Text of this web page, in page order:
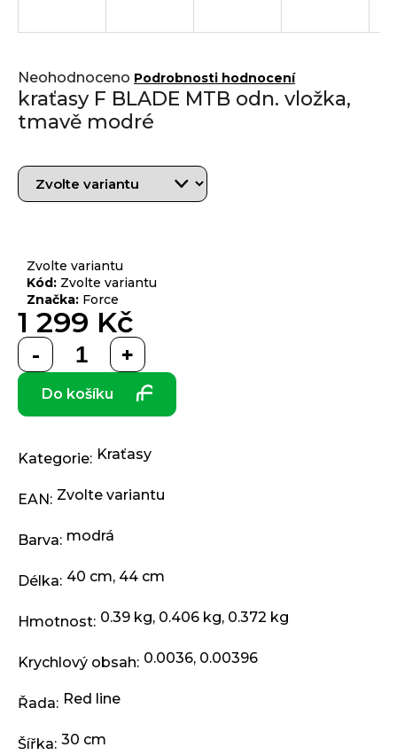
Průměrné
hodnocení
produktu
je
hvězdiček.
Neohodnoceno Podrobnosti hodnocení
kraťasy F BLADE MTB odn. vložka,
tmavě modré
Zvolte variantu
Kód: Zvolte variantu
Značka: Force
1 299 Kč
Měrná
cena:
Do košíku
Kategorie: Kraťasy
EAN: Zvolte variantu
Barva: modrá
Délka: 40 cm, 44 cm
Hmotnost: 0.39 kg, 0.406 kg, 0.372 kg
Krychlový obsah: 0.0036, 0.00396
Řada: Red line
Šířka: 30 cm
í
?
HLEDAT
o
p
o
u
č
u
e
e
KIRU
RACE
PURPLE
4
390
Původně:
4
Kč